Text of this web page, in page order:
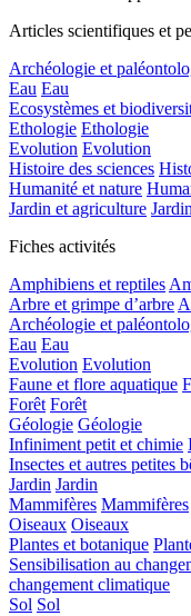
Articles scientifiques et
Archéologie et
Eau Eau
Ecosystèmes et
Ethologie Ethologie
Evolution Evolution
Histoire des sciences
Humanité et nature
Jardin et agriculture
Fiches activités
Amphibiens et reptiles
Arbre et grimpe d’arbre
Archéologie et
Eau Eau
Evolution Evolution
Faune et flore aquatique
Forêt Forêt
Géologie Géologie
Infiniment petit et chimie
Insectes et autres petites
Jardin Jardin
Mammifères Mammifères
Oiseaux Oiseaux
Plantes et botanique
Sensibilisation au
changement climatique
Sol Sol